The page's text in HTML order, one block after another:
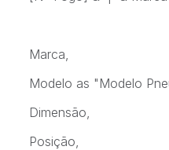
Marca,
Modelo as "Modelo
Dimensão,
Posição,